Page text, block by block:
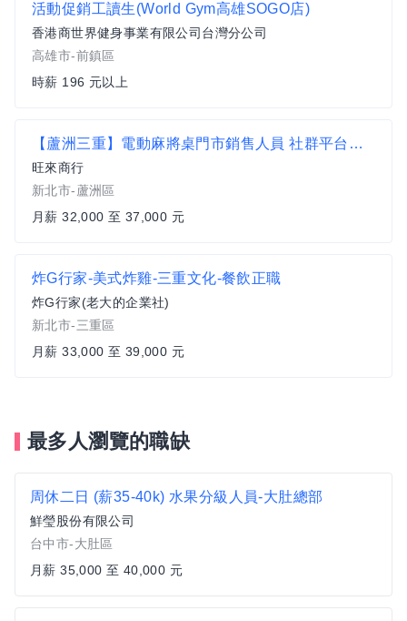
活動促銷工讀生(World Gym高雄SOGO店)
香港商世界健身事業有限公司台灣分公司
高雄市-前鎮區
時薪 196 元以上
【蘆洲三重】電動麻將桌門市銷售人員 社群平台經營
旺來商行
新北市-蘆洲區
月薪 32,000 至 37,000 元
炸G行家-美式炸雞-三重文化-餐飲正職
炸G行家(老大的企業社)
新北市-三重區
月薪 33,000 至 39,000 元
最多人瀏覽的職缺
周休二日 (薪35-40k) 水果分級人員-大肚總部
鮮瑩股份有限公司
台中市-大肚區
月薪 35,000 至 40,000 元